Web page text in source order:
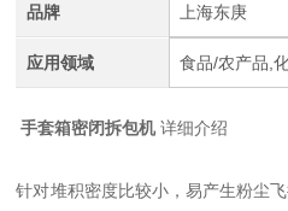
品牌 上海东庚
应用领域 食品/农产品,
手套箱密闭拆包机详细介绍
针对堆积密度比较小，易产生粉尘